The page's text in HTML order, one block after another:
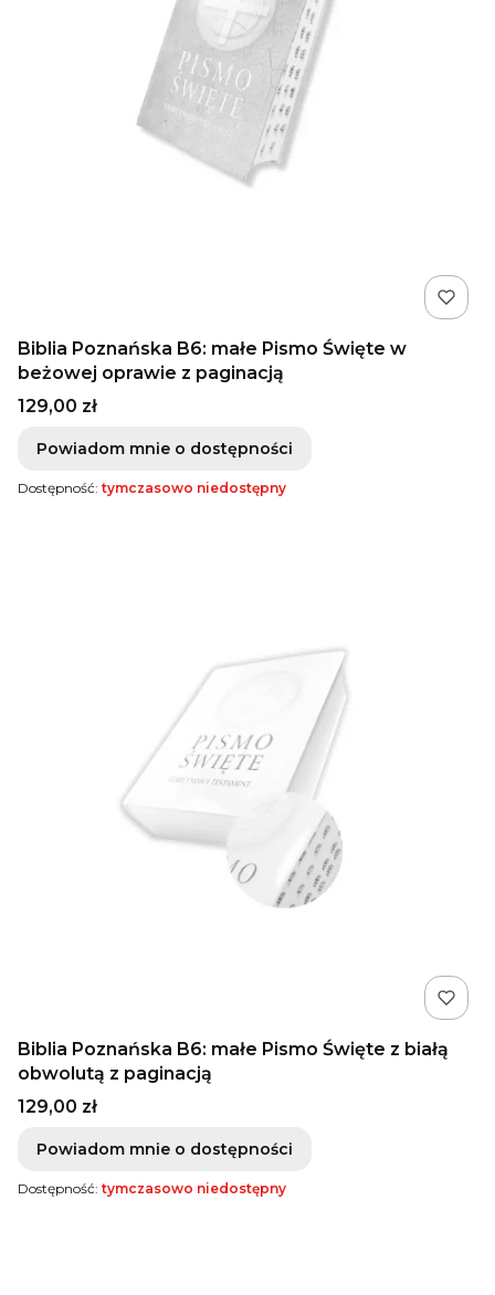
Biblia Poznańska B6: małe Pismo Święte w
beżowej oprawie z paginacją
Cena
129,00 zł
Powiadom mnie o dostępności
Dostępność: tymczasowo niedostępny
Biblia Poznańska B6: małe Pismo Święte z białą
obwolutą z paginacją
Cena
129,00 zł
Powiadom mnie o dostępności
Dostępność: tymczasowo niedostępny